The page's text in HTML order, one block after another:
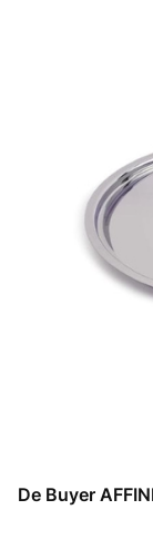
De Buyer